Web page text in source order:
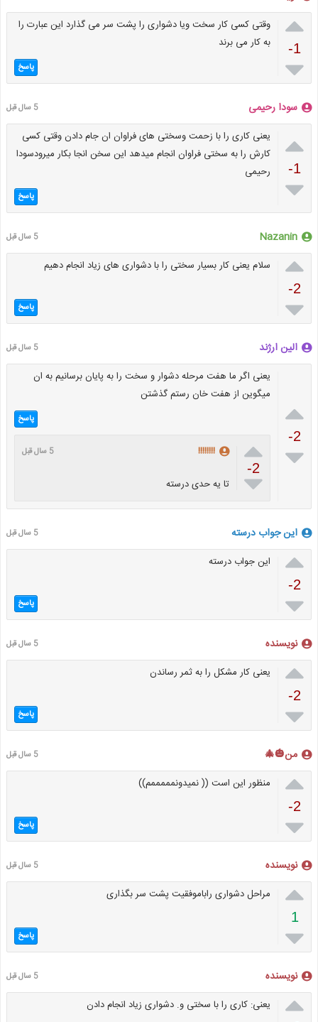

-1

وقتی کسی کار سخت ویا دشواری را پشت سر می گذارد این عبارت را
به کار می برند
پاسخ
سودا رحیمی 5 سال قبل

-1

یعنی کاری را با زحمت وسختی های فراوان ان جام دادن وقتی کسی
کارش را به سختی فراوان انجام میدهد این سخن انجا بکار میرودسودا
رحیمی
پاسخ
Nazanin 5 سال قبل

-2

سلام یعنی کار بسیار سختی را با دشواری های زیاد انجام دهیم
پاسخ
الین ارژند 5 سال قبل

-2

یعنی اگر ما هفت مرحله دشوار و سخت را به پایان برسانیم به ان
میگوین از هفت خان رستم گذشتن
پاسخ

-2

!!!!!!!! 5 سال قبل
تا یه حدی درسته
این جواب درسته 5 سال قبل

-2

این جواب درسته
پاسخ
نویسنده 5 سال قبل

-2

یعنی کار مشکل را به ثمر رساندن
پاسخ
من🎃🎄 5 سال قبل

-2

منظور این است (( نمیدونمممممم))
پاسخ
نویسنده 5 سال قبل

1

مراحل دشواری راباموفقیت پشت سر بگذاری
پاسخ
نویسنده 5 سال قبل
 یعنی: کاری را با سختی و. دشواری زیاد انجام دادن